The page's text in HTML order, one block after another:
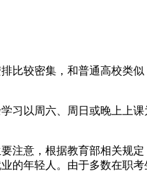
比较密集，和普通高校类
习以周六、周日或晚上上
注意，根据教育部相关规
的年轻人。由于多数在职